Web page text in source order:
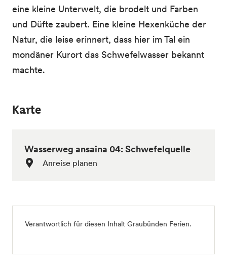
eine kleine Unterwelt, die brodelt und Farben
und Düfte zaubert. Eine kleine Hexenküche der
Natur, die leise erinnert, dass hier im Tal ein
mondäner Kurort das Schwefelwasser bekannt
machte.
Karte
Wasserweg ansaina 04: Schwefelquelle
Anreise planen
Verantwortlich für diesen Inhalt Graubünden Ferien.